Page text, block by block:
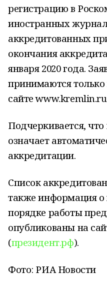
регистрацию в
иностранных
аккредитованных
окончания
января 2020 года.
принимаются
сайте
Подчеркивается,
означает
аккредитации.
Список
также информация о
порядке работы
опубликованы на
(президент.рф).
Фото: РИА Новости